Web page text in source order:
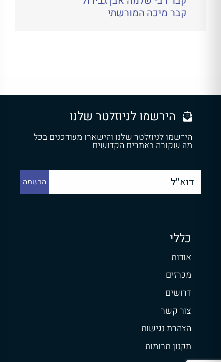
קבר מיכה המורשתי
הירשמו לניוזלטר שלנו
הירשמו לניוזלטר שלנו והישארו מעודכנים בכל
מה שקורה באתרים הקדושים
כללי
אודות
מכרזים
דרושים
צור קשר
הצהרת נגישות
תקנון תרומות